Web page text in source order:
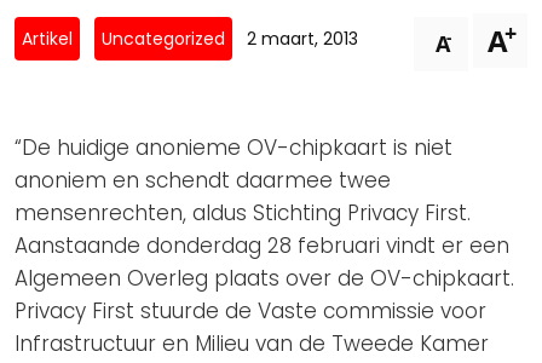
PSD2-me-niet
Nieuwsbrieven
Privacybeleid
ANBI Status
Playlist
Artikel Uncategorized 2 maart, 2013 A- A+
“De huidige anonieme OV-chipkaart is niet
anoniem en schendt daarmee twee
mensenrechten, aldus Stichting Privacy First.
Aanstaande donderdag 28 februari vindt er een
Algemeen Overleg plaats over de OV-chipkaart.
Privacy First stuurde de Vaste commissie voor
Infrastructuur en Milieu van de Tweede Kamer